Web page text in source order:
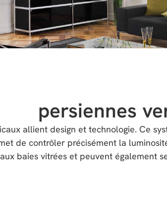
persiennes
allient design et technologie. Ce
de contrôler précisément la
baies vitrées et peuvent également